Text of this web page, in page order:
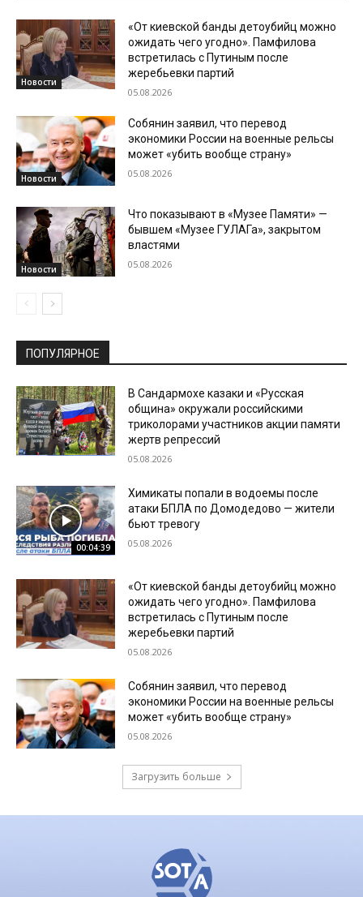
Новости
«От киевской банды детоубийц можно
ожидать чего угодно». Памфилова
встретилась с Путиным после
жеребьевки партий
05.08.2026
Новости
Собянин заявил, что перевод
экономики России на военные рельсы
может «убить вообще страну»
05.08.2026
Новости
Что показывают в «Музее Памяти» —
бывшем «Музее ГУЛАГа», закрытом
властями
05.08.2026
ПОПУЛЯРНОЕ
В Сандармохе казаки и «Русская
община» окружали российскими
триколорами участников акции памяти
жертв репрессий
05.08.2026
00:04:39
Химикаты попали в водоемы после
атаки БПЛА по Домодедово — жители
бьют тревогу
05.08.2026
«От киевской банды детоубийц можно
ожидать чего угодно». Памфилова
встретилась с Путиным после
жеребьевки партий
05.08.2026
Собянин заявил, что перевод
экономики России на военные рельсы
может «убить вообще страну»
05.08.2026
Загрузить больше